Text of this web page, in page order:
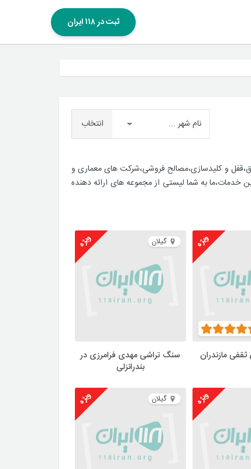
ثبت در ۱۱۸ ایران
انتخاب
و کلیدسازی،مصالح فروشی،شرکت های معماری و
خدمات،ما به شما لیستی از مجموعه های ارائه دهنده
ویژه
ثقفی مازندران
گیلان ویژه
سنگ تراشی مهدی فرامرزی در
بندرانزلی
ویژه گیلان ویژه